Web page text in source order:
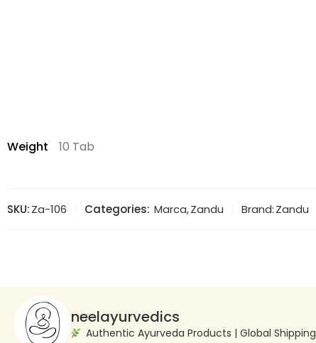
Weight 10 Tab
SKU:Za-106 Categories: Marca,Zandu Brand:Zandu
neelayurvedics
Authentic Ayurveda Products | Global Shipping